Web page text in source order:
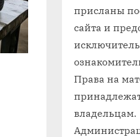
присланы
сайта и
Права на
владельцам.